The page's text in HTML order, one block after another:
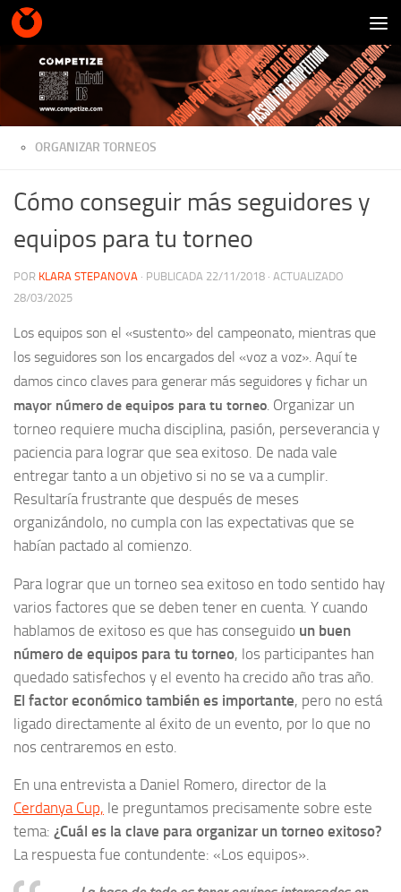
Saltar al contenido
ORGANIZAR TORNEOS
Cómo conseguir más seguidores y
equipos para tu torneo
POR KLARA STEPANOVA · PUBLICADA 22/11/2018 · ACTUALIZADO
28/03/2025
Los equipos son el «sustento» del campeonato, mientras que
los seguidores son los encargados del «voz a voz». Aquí te
damos cinco claves para generar más seguidores y fichar un
mayor número de equipos para tu torneo Organizar un
torneo requiere mucha disciplina, pasión, perseverancia y
paciencia para lograr que sea exitoso. De nada vale
entregar tanto a un objetivo si no se va a cumplir.
Resultaría frustrante que después de meses
organizándolo, no cumpla con las expectativas que se
habían pactado al comienzo.
Para lograr que un torneo sea exitoso en todo sentido hay
varios factores que se deben tener en cuenta. Y cuando
hablamos de exitoso es que has conseguido un buen
número de equipos para tu torneo, los participantes han
quedado satisfechos y el evento ha crecido año tras año.
El factor económico también es importante, pero no está
ligado directamente al éxito de un evento, por lo que no
nos centraremos en esto.
En una entrevista a Daniel Romero, director de la
Cerdanya Cup, le preguntamos precisamente sobre este
tema: ¿Cuál es la clave para organizar un torneo exitoso?
La respuesta fue contundente: «Los equipos».